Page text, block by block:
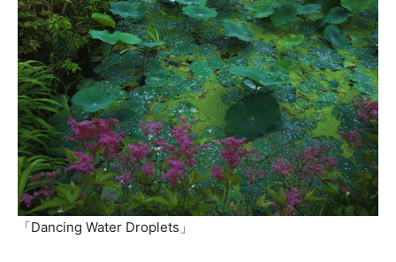
「Dancing Water Droplets」